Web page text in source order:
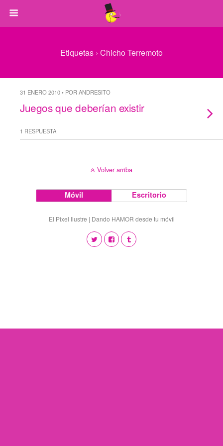
Etiquetas › Chicho Terremoto
31 ENERO 2010 • POR ANDRESITO
Juegos que deberían existir
1 RESPUESTA
Volver arriba
Móvil Escritorio
El Pixel Ilustre | Dando HAMOR desde tu móvil